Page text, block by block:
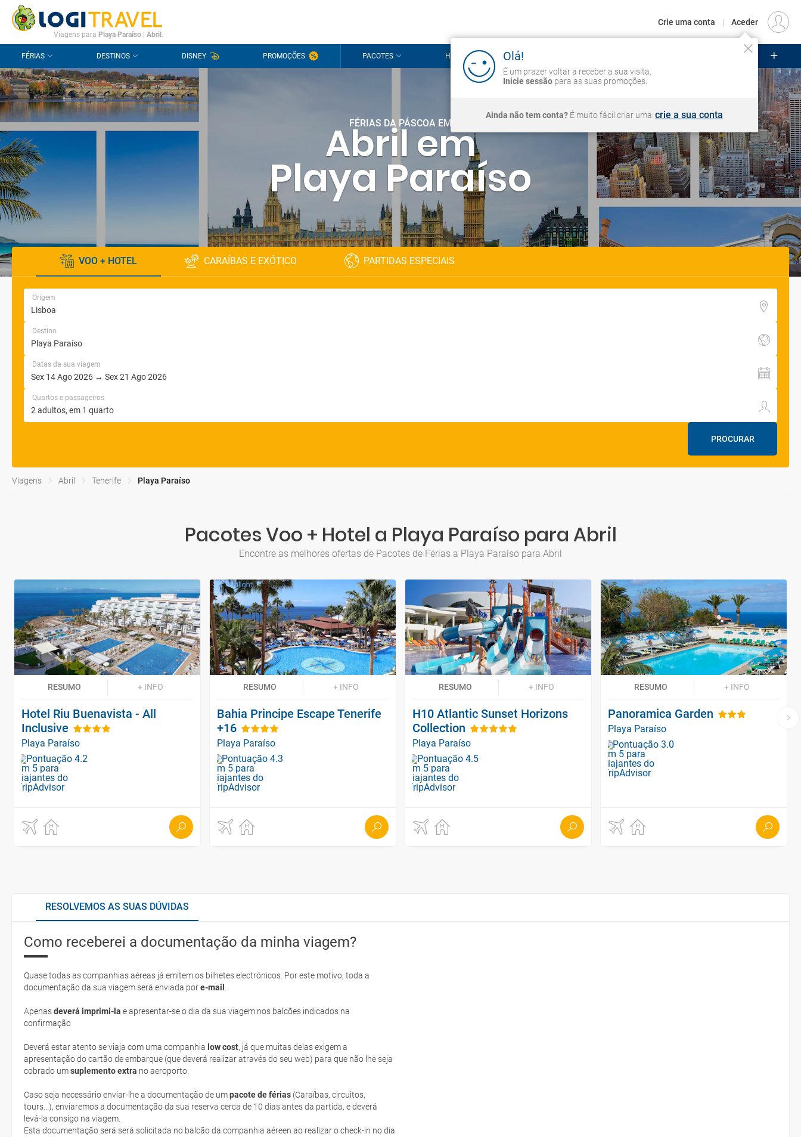
CONTACTO PERGUNTAS FREQUENTES EUR
Viagens para Playa Paraíso Abril .
Crie uma conta | Aceder
Olá!
É um prazer voltar a receber a sua visita.
Inicie sessão para as suas promoções.
Ainda não tem conta? É muito fácil criar uma:crie a sua conta
FÉRIAS DESTINOS DISNEY PROMOÇÕES PACOTES HOTÉIS CRUZEIROS
FÉRIAS DA PÁSCOA EM
Abril em
Playa Paraíso
VOO + HOTEL CARAÍBAS E EXÓTICO PARTIDAS ESPECIAIS
Origem
Destino
Datas da sua viagem
Quartos e passageiros
PROCURAR
Viagens Abril Tenerife Playa Paraíso
Pacotes Voo + Hotel a Playa Paraíso para Abril
Encontre as melhores ofertas de Pacotes de Férias a Playa Paraíso para Abril
RESUMO + INFO
Hotel Riu Buenavista - All
Inclusive
Playa Paraíso
RESUMO + INFO
Bahia Principe Escape Tenerife
+16
Playa Paraíso
RESUMO + INFO
H10 Atlantic Sunset Horizons
Collection
Playa Paraíso
RESUMO + INFO
Panoramica Garden
Playa Paraíso
RESOLVEMOS AS SUAS DÚVIDAS
Como receberei a documentação da minha viagem?
Quase todas as companhias aéreas já emitem os bilhetes electrónicos. Por este motivo, toda a
documentação da sua viagem será enviada pore-mail
Apenasdeverá imprimi-la e apresentar-se o dia da sua viagem nos balcões indicados na
confirmação
Deverá estar atento se viaja com uma companhia low cost, já que muitas delas exigem a
apresentação do cartão de embarque (que deverá realizar através do seu web) para que não lhe seja
cobrado umsuplemento extra no aeroporto.
Caso seja necessário enviar-lhe a documentação de umpacote de férias (Caraíbas, circuitos,
tours...), enviaremos a documentação da sua reserva cerca de 10 dias antes da partida, e deverá
levá-la consigo na viagem.
Esta documentação será será solicitada no balcão da companhia aéreen ao realizar o check-in no dia